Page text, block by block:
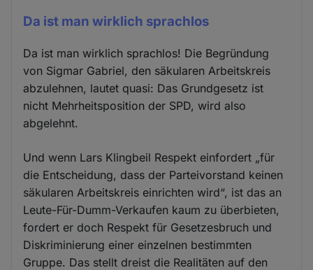
Da ist man wirklich sprachlos
Da ist man wirklich sprachlos! Die Begründung
von Sigmar Gabriel, den säkularen Arbeitskreis
abzulehnen, lautet quasi: Das Grundgesetz ist
nicht Mehrheitsposition der SPD, wird also
abgelehnt.
Und wenn Lars Klingbeil Respekt einfordert „für
die Entscheidung, dass der Parteivorstand keinen
säkularen Arbeitskreis einrichten wird“, ist das an
Leute-Für-Dumm-Verkaufen kaum zu überbieten,
fordert er doch Respekt für Gesetzesbruch und
Diskriminierung einer einzelnen bestimmten
Gruppe. Das stellt dreist die Realitäten auf den